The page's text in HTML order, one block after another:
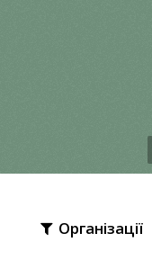
Організації